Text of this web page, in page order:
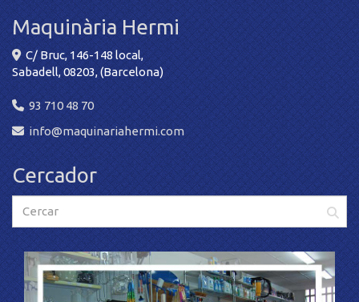
Maquinària Hermi
C/ Bruc, 146-148 local,
Sabadell,08203,(Barcelona)
93 710 48 70
info
maquinariahermi.com
Cercador